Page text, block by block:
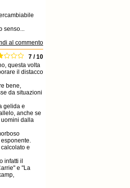
senso...
al commento
7 / 10
questa volta
il distacco
bene,
da situazioni
gelida e
anche se
dalla
e
infatti il
e "La